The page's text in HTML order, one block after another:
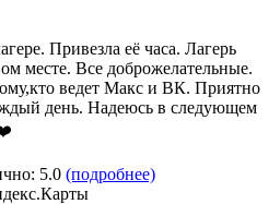
Привезла её часа. Лагерь
месте. Все доброжелательные.
ведет Макс и ВК. Приятно
день. Надеюсь в следующем
5.0 (подробнее)